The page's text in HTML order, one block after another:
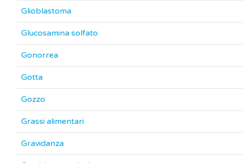
Glioblastoma
Glucosamina solfato
Gonorrea
Gotta
Gozzo
Grassi alimentari
Gravidanza